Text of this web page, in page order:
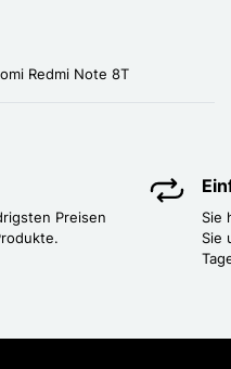
Redmi Note 8T
Preisen
Sie
Sie